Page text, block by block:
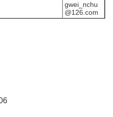
gwei_nchu
@126.com